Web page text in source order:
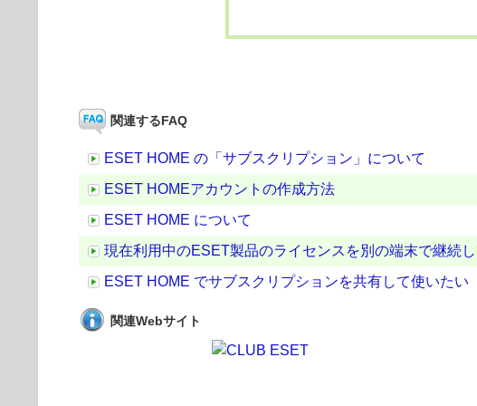
関連するFAQ
ESET HOME の「サブスクリプション」について
ESET HOMEアカウントの作成方法
ESET HOME について
現在利用中のESET製品のライセンスを別の端末で継続
ESET HOME でサブスクリプションを共有して使いたい
関連Webサイト